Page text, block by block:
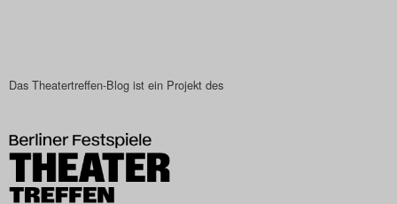
Das Theatertreffen-Blog ist ein Projekt des